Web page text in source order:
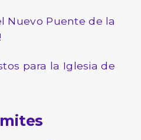
Nuevo Puente de la
para la Iglesia de